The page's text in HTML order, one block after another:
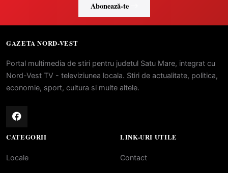
Abonează-te
GAZETA NORD-VEST
Portal multimedia de stiri pentru judetul Satu Mare, integrat cu
Nord-Vest TV - televiziunea locala. Stiri de actualitate, politica,
economie, sport, cultura si multe altele.
CATEGORII
Locale
LINK-URI UTILE
Contact